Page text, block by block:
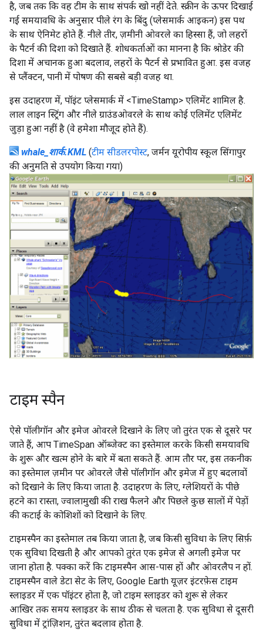
है, जब तक कि वह टीम के साथ संपर्क खो नहीं देते. स्क्रीन के ऊपर दिखाई
गई समयावधि के अनुसार पीले रंग के बिंदु (प्लेसमार्क आइकन) इस पथ
के साथ ऐनिमेट होते हैं. नीले तीर, ज़मीनी ओवरले का हिस्सा हैं, जो लहरों
के पैटर्न की दिशा को दिखाते हैं. शोधकर्ताओं का मानना है कि श्रोडेर की
दिशा में अचानक हुआ बदलाव, लहरों के पैटर्न से प्रभावित हुआ. इस वजह
से प्लैंक्टन, पानी में पोषण की सबसे बड़ी वजह था.
इस उदाहरण में, पॉइंट प्लेसमार्क में <TimeStamp> एलिमेंट शामिल है.
लाल लाइन स्ट्रिंग और नीले ग्राउंडओवरले के साथ कोई एलिमेंट एलिमेंट
जुड़ा हुआ नहीं है (वे हमेशा मौजूद होते हैं).
whale_शार्क.KML (टीम सीडलरपोस्ट, जर्मन यूरोपीय स्कूल सिंगापुर
की अनुमति से उपयोग किया गया)
टाइम स्पैन
ऐसे पॉलीगॉन और इमेज ओवरले दिखाने के लिए जो तुरंत एक से दूसरे पर
जाते हैं, आप TimeSpan ऑब्जेक्ट का इस्तेमाल करके किसी समयावधि
के शुरू और खत्म होने के बारे में बता सकते हैं. आम तौर पर, इस तकनीक
का इस्तेमाल ज़मीन पर ओवरले जैसे पॉलीगॉन और इमेज में हुए बदलावों
को दिखाने के लिए किया जाता है. उदाहरण के लिए, ग्लेशियरों के पीछे
हटने का रास्ता, ज्वालामुखी की राख फैलने और पिछले कुछ सालों में पेड़ों
की कटाई के कोशिशों को दिखाने के लिए.
टाइमस्पैन का इस्तेमाल तब किया जाता है, जब किसी सुविधा के लिए सिर्फ़
एक सुविधा दिखती है और आपको तुरंत एक इमेज से अगली इमेज पर
जाना होता है. पक्का करें कि टाइमस्पैन आस-पास हों और ओवरलैप न हों.
टाइमस्पैन वाले डेटा सेट के लिए, Google Earth यूज़र इंटरफ़ेस टाइम
स्लाइडर में एक पॉइंटर होता है, जो टाइम स्लाइडर को शुरू से लेकर
आखिर तक समय स्लाइडर के साथ ठीक से चलता है. एक सुविधा से दूसरी
सुविधा में ट्रांज़िशन, तुरंत बदलाव होता है.